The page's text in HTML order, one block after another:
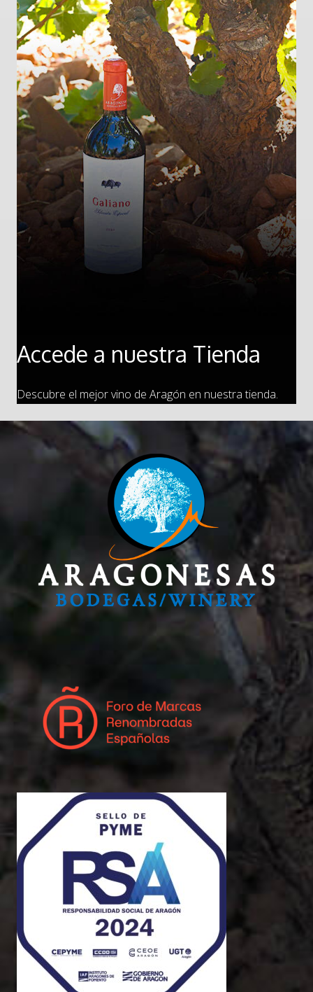
Accede a nuestra Tienda
Descubre el mejor vino de Aragón en nuestra tienda.